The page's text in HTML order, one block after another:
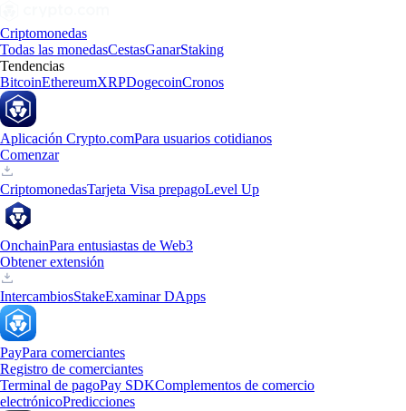
Criptomonedas
Todas las monedasCestasGanarStaking
Tendencias
BitcoinEthereumXRPDogecoinCronos
Aplicación Crypto.comPara usuarios cotidianos
Comenzar
CriptomonedasTarjeta Visa prepagoLevel Up
OnchainPara entusiastas de Web3
Obtener extensión
IntercambiosStakeExaminar DApps
PayPara comerciantes
Registro de comerciantes
Terminal de pagoPay SDKComplementos de comercio
electrónicoPredicciones